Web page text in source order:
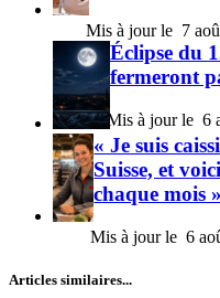
7
Éclipse du
fermeront
6
« Je suis
Suisse, et
chaque mois »
6
Articles similaires...